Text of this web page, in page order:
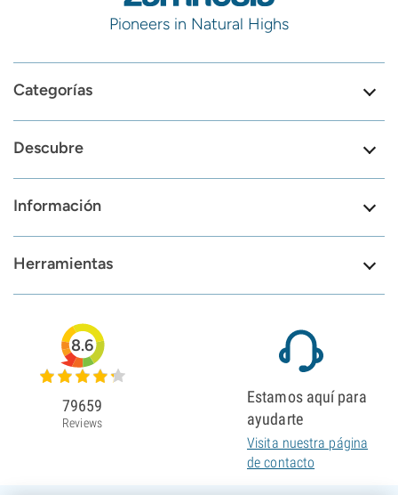
Pioneers in Natural Highs
Categorías
Descubre
Información
Herramientas
8.6
79659
Reviews
Estamos aquí para
ayudarte
Visita nuestra página
de contacto